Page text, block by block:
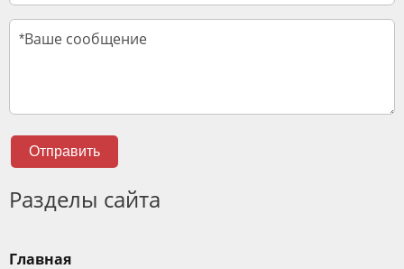
Отправить
Разделы сайта
Главная